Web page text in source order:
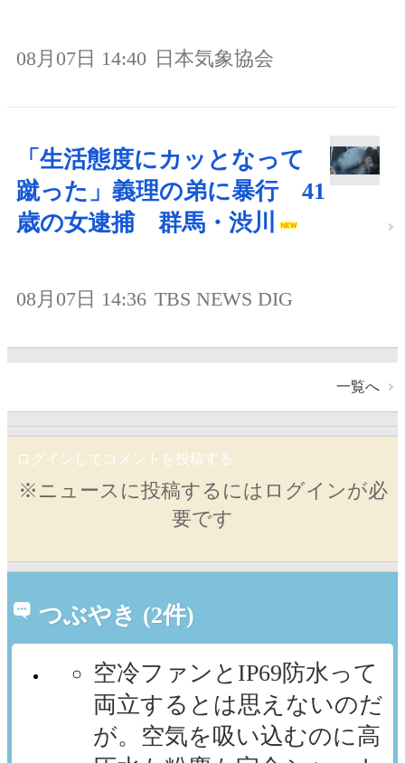
08月07日 14:40 日本気象協会
「生活態度にカッとなって
蹴った」義理の弟に暴行 41
歳の女逮捕 群馬・渋川
08月07日 14:36 TBS NEWS DIG
一覧へ
ログインしてコメントを投稿する
※ニュースに投稿するにはログインが必
要です
つぶやき (2件)
空冷ファンとIP69防水って
両立するとは思えないのだ
が。空気を吸い込むのに高